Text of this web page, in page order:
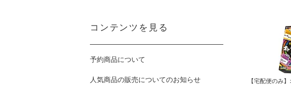
【宅配便のみ
コンテンツを見る
予約商品について
人気商品の販売についてのお知らせ